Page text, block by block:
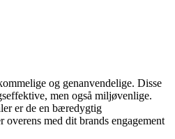
og genanvendelige. Disse
men også miljøvenlige.
er de en bæredygtig
overens med dit brands engagement